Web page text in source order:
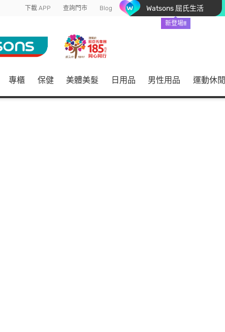
下載 APP 查詢門市 Blog Watsons 屈氏生活
新登場!!
專櫃 保健 美體美髮 日用品 男性用品 運動休閒